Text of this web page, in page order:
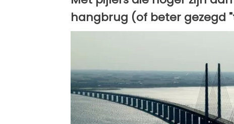
hangbrug (of beter gezegd